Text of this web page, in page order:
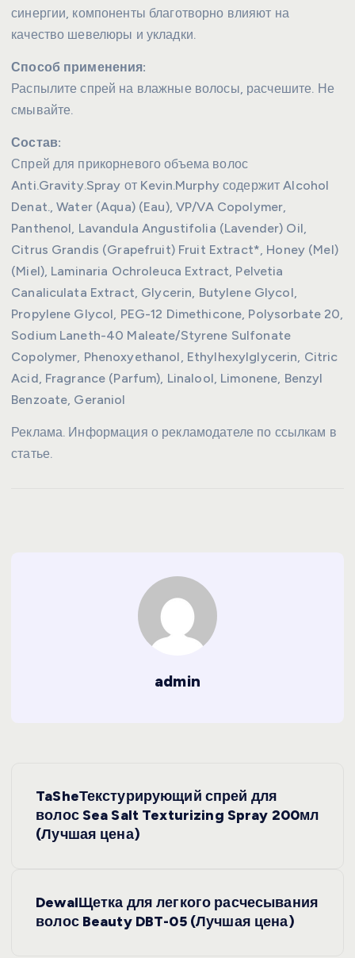
синергии, компоненты благотворно влияют на
качество шевелюры и укладки.
Способ применения:
Распылите спрей на влажные волосы, расчешите. Не
смывайте.
Состав:
Спрей для прикорневого объема волос
Anti.Gravity.Spray от Kevin.Murphy содержит Alcohol
Denat., Water (Aqua) (Eau), VP/VA Copolymer,
Panthenol, Lavandula Angustifolia (Lavender) Oil,
Citrus Grandis (Grapefruit) Fruit Extract*, Honey (Mel)
(Miel), Laminaria Ochroleuca Extract, Pelvetia
Canaliculata Extract, Glycerin, Butylene Glycol,
Propylene Glycol, PEG-12 Dimethicone, Polysorbate 20,
Sodium Laneth-40 Maleate/Styrene Sulfonate
Copolymer, Phenoxyethanol, Ethylhexylglycerin, Citric
Acid, Fragrance (Parfum), Linalool, Limonene, Benzyl
Benzoate, Geraniol
Реклама. Информация о рекламодателе по ссылкам в
статье.
admin
TaSheТекстурирующий спрей для
волос Sea Salt Texturizing Spray 200мл
(Лучшая цена)
DewalЩетка для легкого расчесывания
волос Beauty DBT-05 (Лучшая цена)